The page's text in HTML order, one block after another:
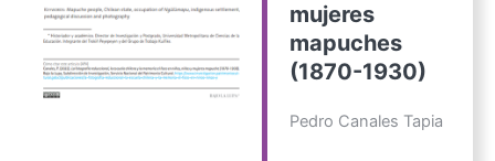
mujeres
mapuches
(1870-1930)
Pedro Canales Tapia